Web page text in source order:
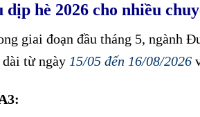
hè 2026 cho nhiều
giai đoạn đầu tháng 5, ngành
dài từ ngày 15/05 đến 16/08/2026